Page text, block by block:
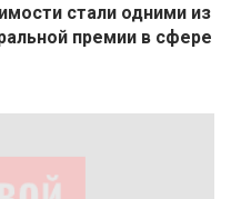
стали одними из
премии в сфере